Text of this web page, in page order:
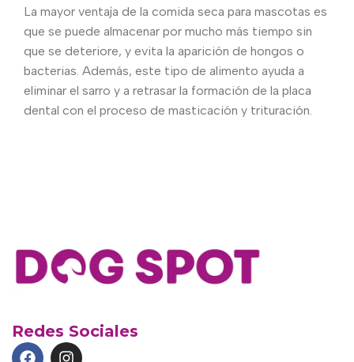
La mayor ventaja de la comida seca para mascotas es
que se puede almacenar por mucho más tiempo sin
que se deteriore, y evita la aparición de hongos o
bacterias. Además, este tipo de alimento ayuda a
eliminar el sarro y a retrasar la formación de la placa
dental con el proceso de masticación y trituración.
Redes Sociales